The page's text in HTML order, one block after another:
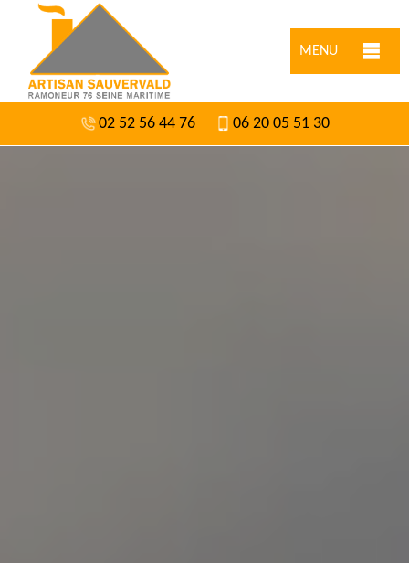
MENU
02 52 56 44 76 06 20 05 51 30